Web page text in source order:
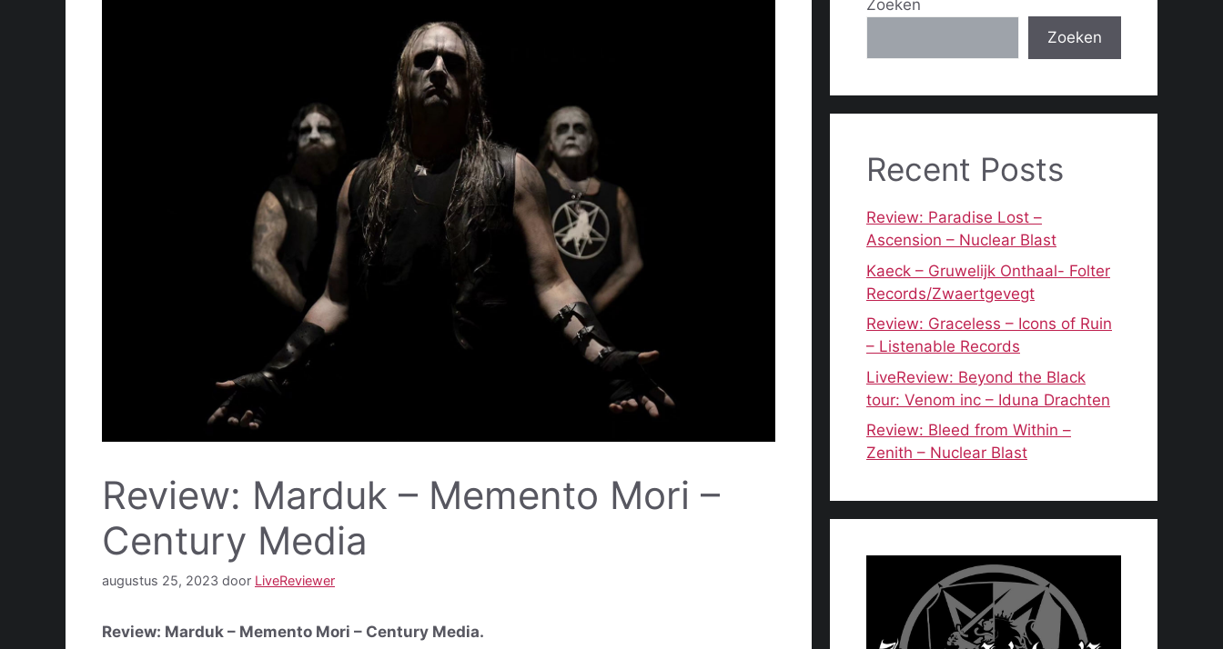
Review: Marduk – Memento Mori –
Century Media
augustus 25, 2023 door LiveReviewer
Review: Marduk – Memento Mori – Century Media.
Zoeken
Zoeken
Recent Posts
Review: Paradise Lost –
Ascension – Nuclear Blast
Kaeck – Gruwelijk Onthaal- Folter
Records/Zwaertgevegt
Review: Graceless – Icons of Ruin
– Listenable Records
LiveReview: Beyond the Black
tour: Venom inc – Iduna Drachten
Review: Bleed from Within –
Zenith – Nuclear Blast